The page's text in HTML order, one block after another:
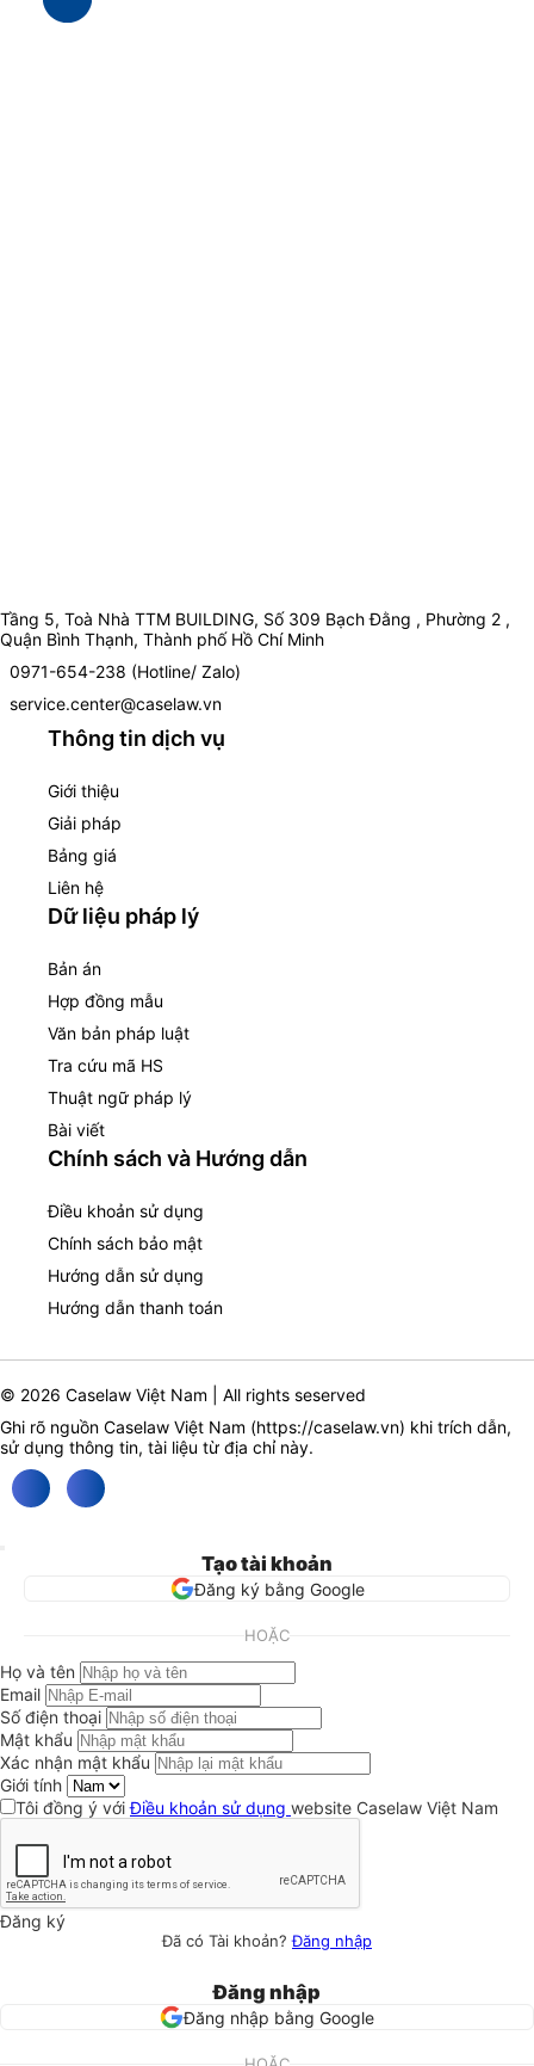
Tầng 5, Toà Nhà TTM BUILDING, Số 309 Bạch Đằng , Phường 2 ,
Quận Bình Thạnh, Thành phố Hồ Chí Minh
0971-654-238 (Hotline/ Zalo)
service.center@caselaw.vn
Thông tin dịch vụ
Giới thiệu
Giải pháp
Bảng giá
Liên hệ
Dữ liệu pháp lý
Bản án
Hợp đồng mẫu
Văn bản pháp luật
Tra cứu mã HS
Thuật ngữ pháp lý
Bài viết
Chính sách và Hướng dẫn
Điều khoản sử dụng
Chính sách bảo mật
Hướng dẫn sử dụng
Hướng dẫn thanh toán
© 2026 Caselaw Việt Nam | All rights seserved
Ghi rõ nguồn Caselaw Việt Nam (https://caselaw.vn) khi trích dẫn,
sử dụng thông tin, tài liệu từ địa chỉ này.
Tạo tài khoản
Đăng ký bằng Google
HOẶC
Họ và tên
Email
Số điện thoại
Mật khẩu
Xác nhận mật khẩu
Giới tính
Tôi đồng ý vớiĐiều khoản sử dụng website Caselaw Việt Nam
Đăng ký
Đã có Tài khoản?Đăng nhập
Đăng nhập
Đăng nhập bằng Google